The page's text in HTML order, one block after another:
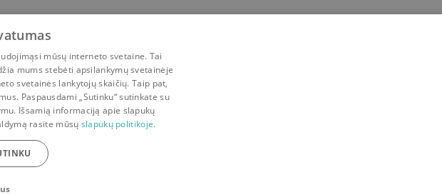
mūsų interneto svetaine. Tai
mums stebėti apsilankymų svetainėje
svetainės lankytojų skaičių. Taip pat,
Paspausdami „Sutinku“ sutinkate su
Išsamią informaciją apie slapukų
rasite mūsų slapukų politikoje.